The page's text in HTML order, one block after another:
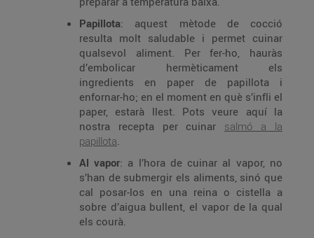
Papillota: aquest mètode de cocció
resulta molt saludable i permet cuinar
qualsevol aliment. Per fer-ho, hauràs
d’embolicar hermèticament els
ingredients en paper de papillota i
enfornar-ho; en el moment en què s’infli el
paper, estarà llest. Pots veure aquí la
nostra recepta per cuinar salmó a la
papillota.
Al vapor: a l’hora de cuinar al vapor, no
s’han de submergir els aliments, sinó que
cal posar-los en una reina o cistella a
sobre d’aigua bullent, el vapor de la qual
els courà.